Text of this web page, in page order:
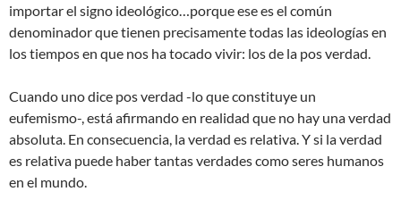
importar el signo ideológico…porque ese es el común
denominador que tienen precisamente todas las ideologías en
los tiempos en que nos ha tocado vivir: los de la pos verdad.
Cuando uno dice pos verdad -lo que constituye un
eufemismo-, está afirmando en realidad que no hay una verdad
absoluta. En consecuencia, la verdad es relativa. Y si la verdad
es relativa puede haber tantas verdades como seres humanos
en el mundo.